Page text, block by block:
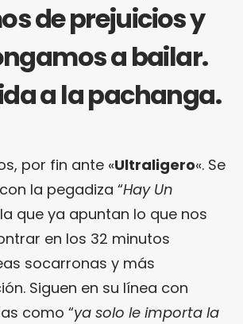
de prejuicios y
a bailar.
a la pachanga.
por fin ante «Ultraligero«. Se
la pegadiza “Hay Un
la que ya apuntan lo que nos
en los 32 minutos
socarronas y más
Siguen en su línea con
como “ya solo le importa la